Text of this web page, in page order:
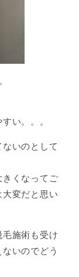
い。。。
いのとして
くなってご
変だと思い
施術も受け
いのでどう